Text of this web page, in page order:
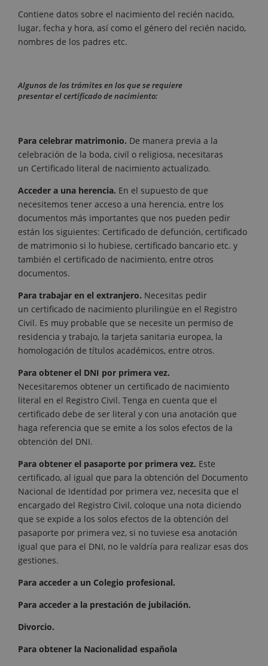
Contiene datos sobre el nacimiento del recién nacido,
lugar, fecha y hora, así como el género del recién nacido,
nombres de los padres etc.
Algunos de los trámites en los que se requiere
presentar el certificado de nacimiento:
Para celebrar matrimonio. De manera previa a la
celebración de la boda, civil o religiosa, necesitaras
un Certificado literal de nacimiento actualizado.
Acceder a una herencia. En el supuesto de que
necesitemos tener acceso a una herencia, entre los
documentos más importantes que nos pueden pedir
están los siguientes: Certificado de defunción, certificado
de matrimonio si lo hubiese, certificado bancario etc. y
también el certificado de nacimiento, entre otros
documentos.
Para trabajar en el extranjero. Necesitas pedir
un certificado de nacimiento plurilingüe en el Registro
Civil. Es muy probable que se necesite un permiso de
residencia y trabajo, la tarjeta sanitaria europea, la
homologación de títulos académicos, entre otros.
Para obtener el DNI por primera vez.
Necesitaremos obtener un certificado de nacimiento
literal en el Registro Civil. Tenga en cuenta que el
certificado debe de ser literal y con una anotación que
haga referencia que se emite a los solos efectos de la
obtención del DNI.
Para obtener el pasaporte por primera vez. Este
certificado, al igual que para la obtención del Documento
Nacional de Identidad por primera vez, necesita que el
encargado del Registro Civil, coloque una nota diciendo
que se expide a los solos efectos de la obtención del
pasaporte por primera vez, si no tuviese esa anotación
igual que para el DNI, no le valdría para realizar esas dos
gestiones.
Para acceder a un Colegio profesional.
Para acceder a la prestación de jubilación.
Divorcio.
Para obtener la Nacionalidad española